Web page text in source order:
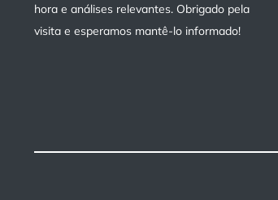
hora e análises relevantes. Obrigado pela
visita e esperamos mantê-lo informado!